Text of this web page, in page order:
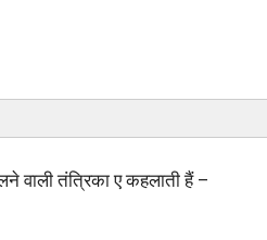
वाली तंत्रिका ए कहलाती हैं –